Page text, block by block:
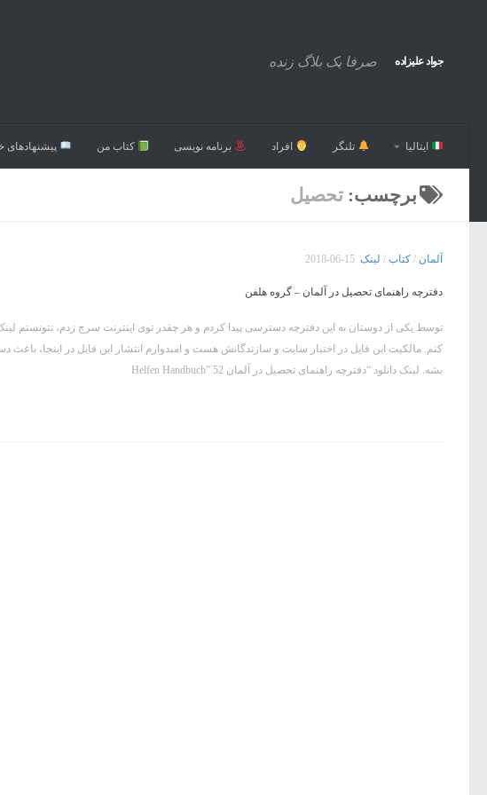
جواد علیزاده صرفا یک بلاگ زنده
ایتالیا تلنگر افراد برنامه نویسی کتاب من پیشنهاد‌های
برچسب: تحصیل
آلمان / کتاب / لینک 2018-06-15
دفترچه راهنمای تحصیل در آلمان – گروه هلفن
توسط یکی از دوستان به این دفترچه دسترسی پیدا کردم و هر چقدر توی اینترنت سرچ زدم، نتونستم
کنم. مالکیت این فایل در اختیار سایت و سازندگانش هست و امیدوارم انتشار این فایل در اینجا، باعث
بشه. لینک دانلود “دفترچه راهنمای تحصیل در آلمان Helfen Handbuch” 52